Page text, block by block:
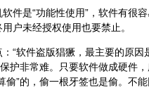
是“功能性使用”，软件有很容
户未经授权使用也要禁止。
软件盗版猖獗，最主要的原因
护非常难。只要软件做成硬件
”的，偷一根牙签也是偷。不